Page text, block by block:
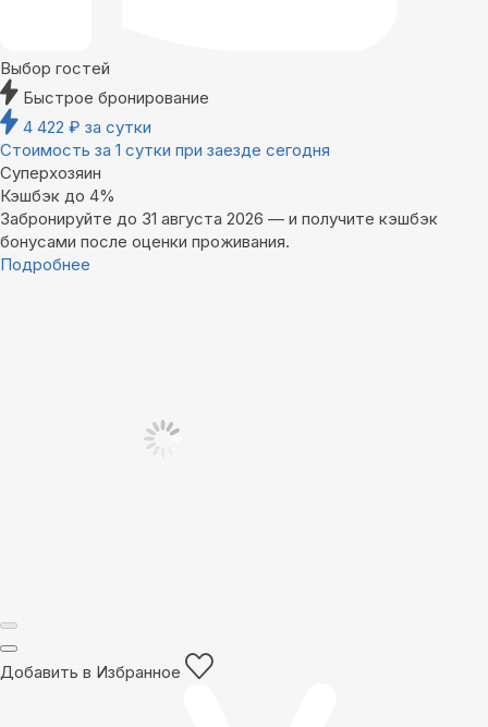
Выбор гостей
Быстрое бронирование
4 422 ₽ за сутки
Стоимость за 1 сутки при заезде сегодня
Суперхозяин
Кэшбэк до 4%
Забронируйте до 31 августа 2026 — и получите кэшбэк
бонусами после оценки проживания.
Подробнее
Добавить в Избранное